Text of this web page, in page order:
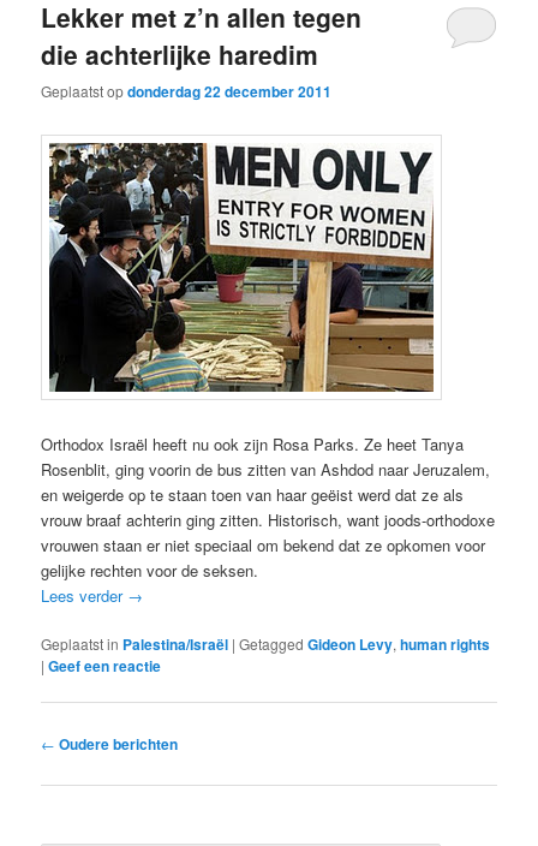
Lekker met z’n allen tegen
die achterlijke haredim
Geplaatst opdonderdag 22 december 2011
Orthodox Israël heeft nu ook zijn Rosa Parks. Ze heet Tanya
Rosenblit, ging voorin de bus zitten van Ashdod naar Jeruzalem,
en weigerde op te staan toen van haar geëist werd dat ze als
vrouw braaf achterin ging zitten. Historisch, want joods-orthodoxe
vrouwen staan er niet speciaal om bekend dat ze opkomen voor
gelijke rechten voor de seksen.
Lees verder →
Geplaatst in Palestina/Israël |Getagged Gideon Levy,human rights
|Geef een reactie
Bericht
← Oudere berichten